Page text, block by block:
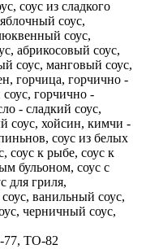
соус из сладкого
соус,
соус,
абрикосовый соус,
соус, манговый соус,
горчица, горчично -
горчично -
- сладкий соус,
соус, хойсин, кимчи -
соус из белых
соус к рыбе, соус к
бульоном, соус с
для гриля,
ванильный соус,
черничный соус,
ТО-82